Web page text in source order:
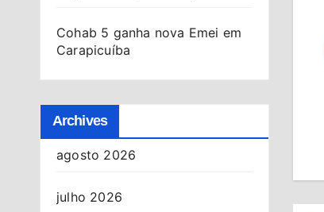
Cohab 5 ganha nova Emei em
Carapicuíba
Archives
agosto 2026
julho 2026